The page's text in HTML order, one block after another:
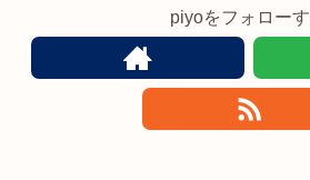
piyoをフォロー